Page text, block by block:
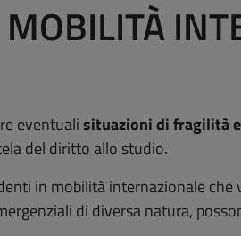
eventualisituazioni di fragilità
del diritto allo studio.
in mobilità internazionale
di diversa natura,